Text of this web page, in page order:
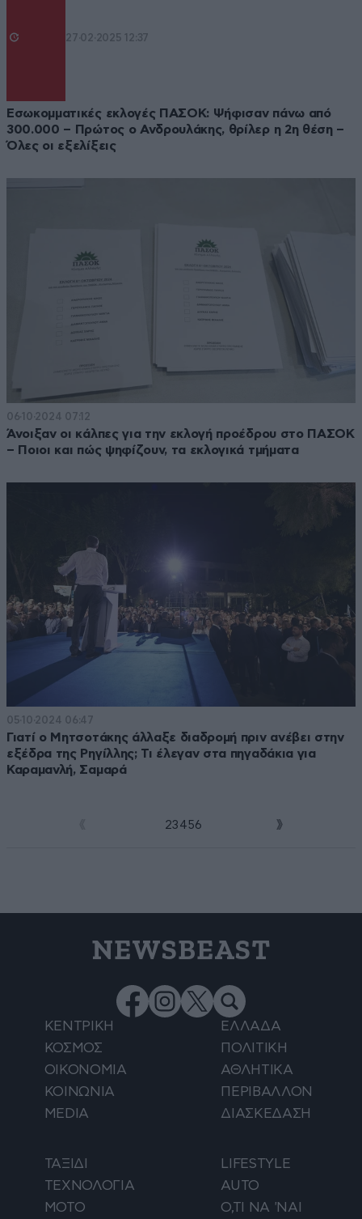
27·02·2025 12:37
Εσωκομματικές εκλογές ΠΑΣΟΚ: Ψήφισαν πάνω από
300.000 – Πρώτος ο Ανδρουλάκης, θρίλερ η 2η θέση –
Όλες οι εξελίξεις
06·10·2024 07:12
Άνοιξαν οι κάλπες για την εκλογή προέδρου στο ΠΑΣΟΚ
– Ποιοι και πώς ψηφίζουν, τα εκλογικά τμήματα
05·10·2024 06:47
Γιατί ο Μητσοτάκης άλλαξε διαδρομή πριν ανέβει στην
εξέδρα της Ρηγίλλης; Τι έλεγαν στα πηγαδάκια για
Καραμανλή, Σαμαρά
23 4 56
NEWSBEAST
ΚΕΝΤΡΙΚΗ
ΕΛΛΑΔΑ
ΚΟΣΜΟΣ
ΠΟΛΙΤΙΚΗ
ΟΙΚΟΝΟΜΙΑ
ΑΘΛΗΤΙΚΑ
ΚΟΙΝΩΝΙΑ
ΠΕΡΙΒΑΛΛΟΝ
MEDIA
ΔΙΑΣΚΕΔΑΣΗ
ΤΑΞΙΔΙ
LIFESTYLE
ΤΕΧΝΟΛΟΓΙΑ
AUTO
ΜΟΤΟ
Ο,ΤΙ ΝΑ 'ΝΑΙ